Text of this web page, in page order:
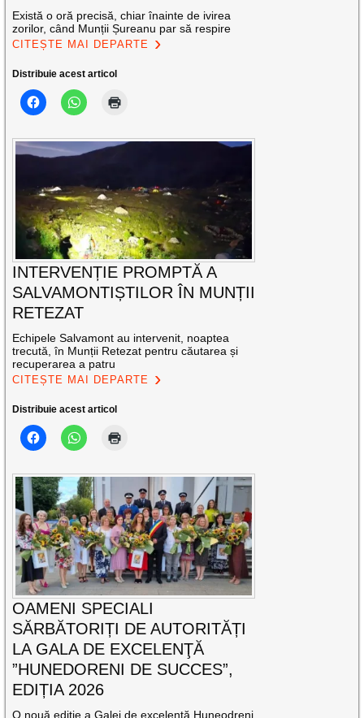
Există o oră precisă, chiar înainte de ivirea
zorilor, când Munții Șureanu par să respire
CITEȘTE MAI DEPARTE
Distribuie acest articol
INTERVENȚIE PROMPTĂ A
SALVAMONTIȘTILOR ÎN MUNȚII
RETEZAT
Echipele Salvamont au intervenit, noaptea
trecută, în Munții Retezat pentru căutarea și
recuperarea a patru
CITEȘTE MAI DEPARTE
Distribuie acest articol
OAMENI SPECIALI
SĂRBĂTORIȚI DE AUTORITĂȚI
LA GALA DE EXCELENŢĂ
”HUNEDORENI DE SUCCES”,
EDIȚIA 2026
O nouă ediție a Galei de excelență Huneodreni